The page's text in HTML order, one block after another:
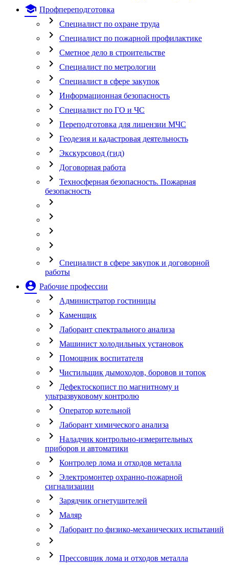
school Профпереподготовка
chevron_right Специалист по охране труда
chevron_right Специалист по пожарной профилактике
chevron_right Сметное дело в строительстве
chevron_right Специалист по метрологии
chevron_right Специалист в сфере закупок
chevron_right Информационная безопасность
chevron_right Специалист по ГО и ЧС
chevron_right Переподготовка для лицензии МЧС
chevron_right Геодезия и кадастровая деятельность
chevron_right Экскурсовод (гид)
chevron_right Договорная работа
chevron_right
Техносферная безопасность. Пожарная
безопасность
chevron_right
chevron_right
chevron_right
chevron_right
chevron_right
Специалист в сфере закупок и договорной
работы
account_circle Рабочие профессии
chevron_right Администратор гостиницы
chevron_right Каменщик
chevron_right Лаборант спектрального анализа
chevron_right Машинист холодильных установок
chevron_right Помощник воспитателя
chevron_right Чистильщик дымоходов, боровов и топок
chevron_right
Дефектоскопист по магнитному и
ультразвуковому контролю
chevron_right Оператор котельной
chevron_right Лаборант химического анализа
chevron_right
Наладчик контрольно-измерительных
приборов и автоматики
chevron_right Контролер лома и отходов металла
chevron_right
Электромонтер охранно-пожарной
сигнализации
chevron_right Зарядчик огнетушителей
chevron_right Маляр
chevron_right Лаборант по физико-механических испытаний
chevron_right
chevron_right
Прессовщик лома и отходов металла